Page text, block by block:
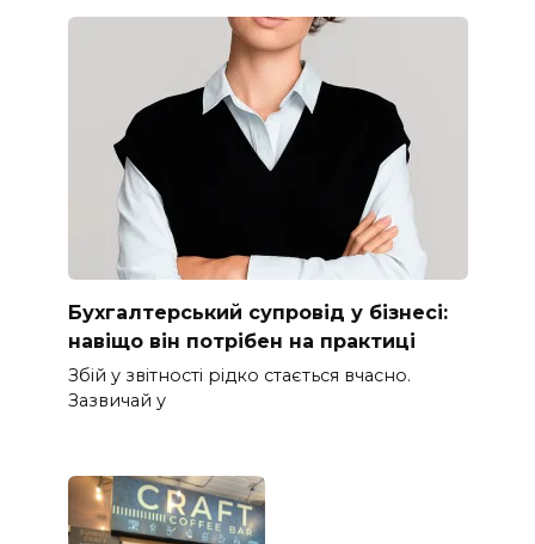
Бухгалтерський супровід у бізнесі:
навіщо він потрібен на практиці
Збій у звітності рідко стається вчасно.
Зазвичай у